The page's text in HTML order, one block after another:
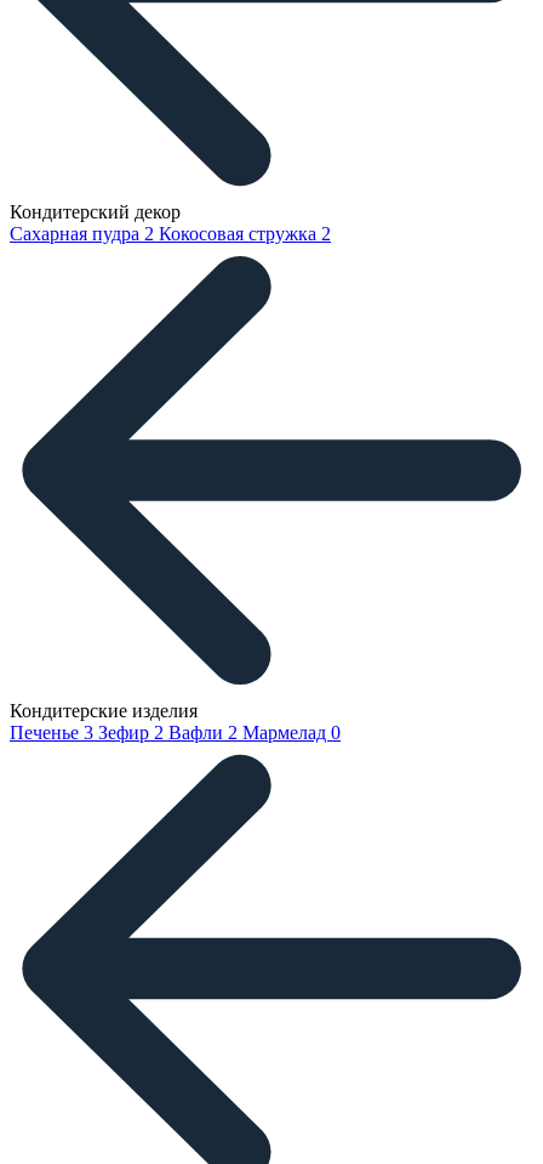
Кондитерский декор
Сахарная пудра 2 Кокосовая стружка 2
Кондитерские изделия
Печенье 3 Зефир 2 Вафли 2 Мармелад 0